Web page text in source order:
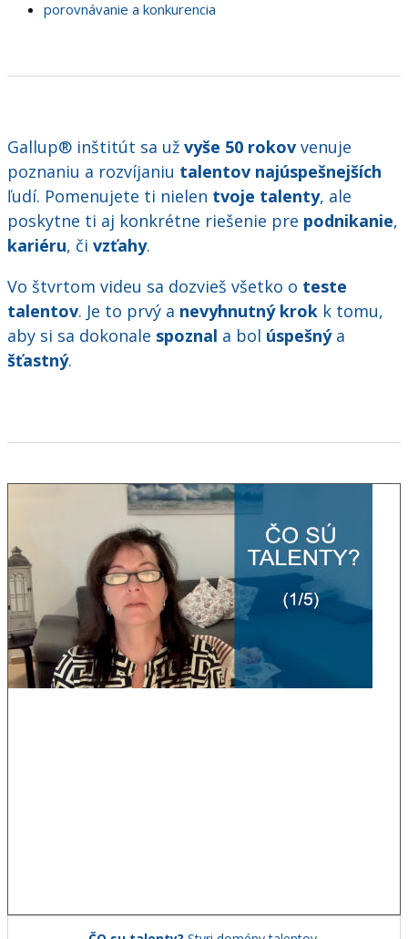
porovnávanie a konkurencia
Gallup® inštitút sa už vyše 50 rokov venuje
poznaniu a rozvíjaniu talentov najúspešnejších
ľudí. Pomenujete ti nielen tvoje talenty, ale
poskytne ti aj konkrétne riešenie pre podnikanie,
kariéru, či vzťahy.
Vo štvrtom videu sa dozvieš všetko o teste
talentov. Je to prvý a nevyhnutný krok k tomu,
aby si sa dokonale spoznal a bol úspešný a
šťastný.